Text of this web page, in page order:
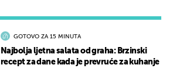
GOTOVO ZA 15 MINUTA
Najbolja ljetna salata od graha: Brzinski
recept za dane kada je prevruće za kuhanje